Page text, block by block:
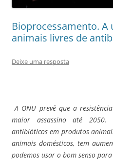
Bioprocessamento.
animais livres de
Deixe uma resposta
A ONU prevê que a
maior assassino até
antibióticos em produtos
animais domésticos, tem
podemos usar o bom senso